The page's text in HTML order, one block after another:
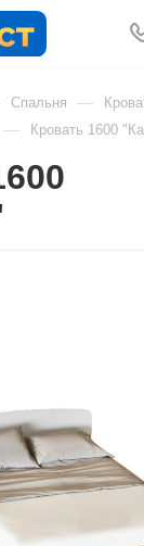
Спальня —
— Кровать 1600